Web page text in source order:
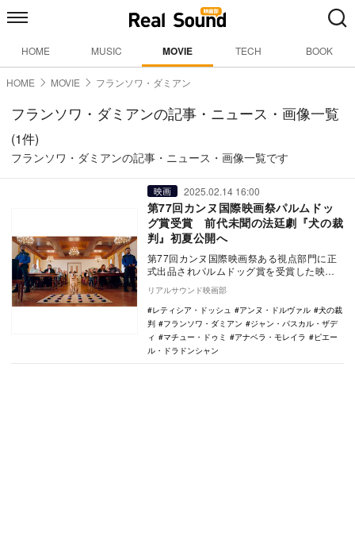
HOME MUSIC MOVIE TECH BOOK
HOME MOVIE フランソワ・ダミアン
フランソワ・ダミアンの記事・ニュース・画像一覧
(1件)
フランソワ・ダミアンの記事・ニュース・画像一覧です
映画 2025.02.14 16:00
第77回カンヌ国際映画祭パルムドッ
グ賞受賞 前代未聞の法廷劇『犬の裁
判』初夏公開へ
第77回カンヌ国際映画祭ある視点部門に正
式出品されパルムドッグ賞を受賞した映画
『Dog on Trial（英題）』が、『犬の裁判…
リアルサウンド映画部
レティシア・ドッシュ
アンヌ・ドルヴァル
犬の裁
判
フランソワ・ダミアン
ジャン・パスカル・ザデ
ィ
マチュー・ドゥミ アナベラ・モレイラ
ピエー
ル・ドラドンシャン